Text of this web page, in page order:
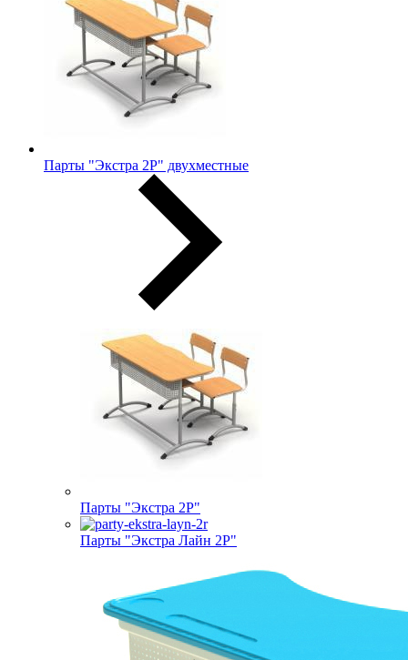
Парты "Экстра 2Р" двухместные
Парты "Экстра 2Р"
Парты "Экстра Лайн 2Р"